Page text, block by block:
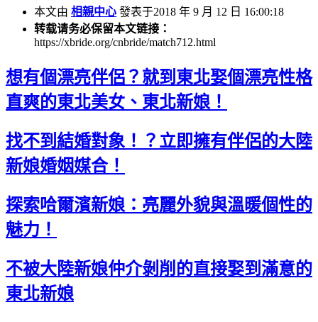
本文由 相親中心 發表于2018 年 9 月 12 日 16:00:18
转载请务必保留本文链接：
https://xbride.org/cnbride/match712.html
想有個漂亮伴侶？就到東北娶個漂亮性格
直爽的東北美女、東北新娘！
找不到結婚對象！？立即擁有伴侶的大陸
新娘婚姻媒合！
探索哈爾濱新娘：亮麗外貌與溫暖個性的
魅力！
不被大陸新娘仲介剝削的直接娶到滿意的
東北新娘